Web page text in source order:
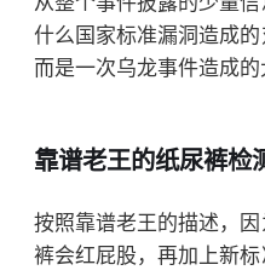
什么国家标准漏洞造成的
而是一次乌龙事件造成的
靠谱老王的纸尿裤检
按照靠谱老王的描述，
裤会红屁股，再加上新